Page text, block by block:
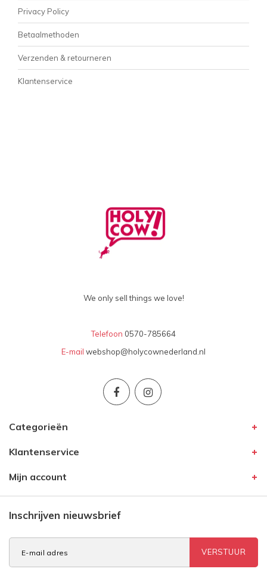
Privacy Policy
Betaalmethoden
Verzenden & retourneren
Klantenservice
We only sell things we love!
Telefoon 0570-785664
E-mail webshop@holycownederland.nl
Categorieën
Klantenservice
Mijn account
Inschrijven nieuwsbrief
VERSTUUR